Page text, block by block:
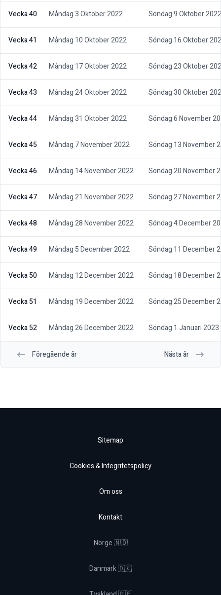
Vecka 40 Måndag 3 Oktober 2022 Söndag 9 Oktober 2022
Vecka 41 Måndag 10 Oktober 2022 Söndag 16 Oktober
Vecka 42 Måndag 17 Oktober 2022 Söndag 23 Oktober
Vecka 43 Måndag 24 Oktober 2022 Söndag 30 Oktober
Vecka 44 Måndag 31 Oktober 2022 Söndag 6 November
Vecka 45 Måndag 7 November 2022 Söndag 13 November
Vecka 46 Måndag 14 November 2022 Söndag 20 November
Vecka 47 Måndag 21 November 2022 Söndag 27 November
Vecka 48 Måndag 28 November 2022 Söndag 4 December
Vecka 49 Måndag 5 December 2022 Söndag 11 December
Vecka 50 Måndag 12 December 2022 Söndag 18 December
Vecka 51 Måndag 19 December 2022 Söndag 25 December
Vecka 52 Måndag 26 December 2022 Söndag 1 Januari 2023
Föregående år Nästa år
Sitemap
Cookies & Integritetspolicy
Om oss
Kontakt
Norge 🇳🇴
Danmark 🇩🇰